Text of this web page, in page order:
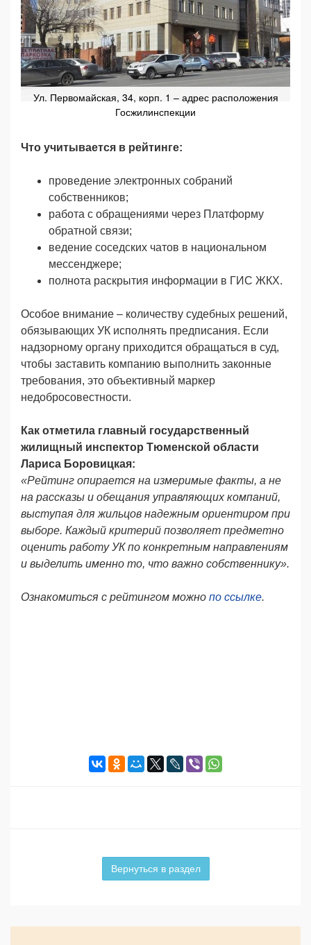
Ул. Первомайская, 34, корп. 1 – адрес расположения
Госжилинспекции
Что учитывается в рейтинге:
проведение электронных собраний
собственников;
работа с обращениями через Платформу
обратной связи;
ведение соседских чатов в национальном
мессенджере;
полнота раскрытия информации в ГИС ЖКХ.
Особое внимание – количеству судебных решений,
обязывающих УК исполнять предписания. Если
надзорному органу приходится обращаться в суд,
чтобы заставить компанию выполнить законные
требования, это объективный маркер
недобросовестности.
Как отметила главный государственный
жилищный инспектор Тюменской области
Лариса Боровицкая:
«Рейтинг опирается на измеримые факты, а не
на рассказы и обещания управляющих компаний,
выступая для жильцов надежным ориентиром при
выборе. Каждый критерий позволяет предметно
оценить работу УК по конкретным направлениям
и выделить именно то, что важно собственнику».
Ознакомиться с рейтингом можно по ссылке.
Вернуться в раздел